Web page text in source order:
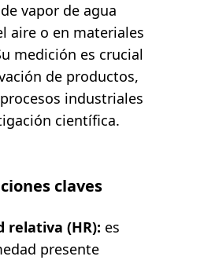
vapor de agua
aire o en materiales
medición es crucial
de productos,
industriales
científica.
claves
relativa (HR): es
presente